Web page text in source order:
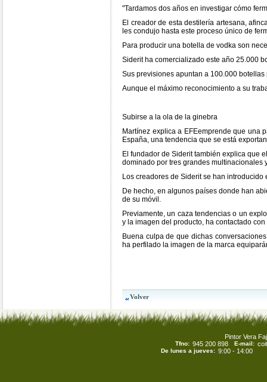
"Tardamos dos años en investigar cómo
El creador de esta destilería artesana,
les condujo hasta este proceso único de
Para producir una botella de vodka son
Siderit ha comercializado este año 25.000
Sus previsiones apuntan a 100.000
Aunque el máximo reconocimiento a su
Subirse a la ola de la ginebra
Martínez explica a EFEemprende que una
España, una tendencia que se está
El fundador de Siderit también explica que
dominado por tres grandes multinacionales
Los creadores de Siderit se han
De hecho, en algunos países donde han
de su móvil.
Previamente, un caza tendencias o un
y la imagen del producto, ha contactado con
Buena culpa de que dichas
ha perfilado la imagen de la marca
Pintor Vera
Tfno: 945 200 898 E-mail:
De lunes a jueves: 9:00 - 14:00